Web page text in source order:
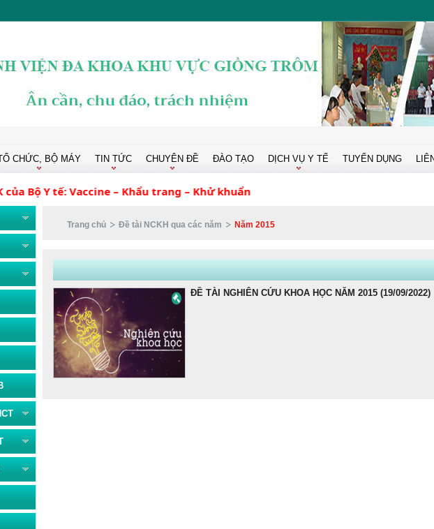
CHỨC, BỘ MÁY TIN TỨC CHUYÊN ĐỀ ĐÀO TẠO DỊCH VỤ Y TẾ TUYỂN DỤNG
Y tế: Vaccine – Khẩu trang – Khử khuẩn
Trang chủ Đề tài NCKH qua các năm Năm 2015
ĐỀ TÀI NGHIÊN CỨU KHOA HỌC NĂM 2015 (19/09/2022)